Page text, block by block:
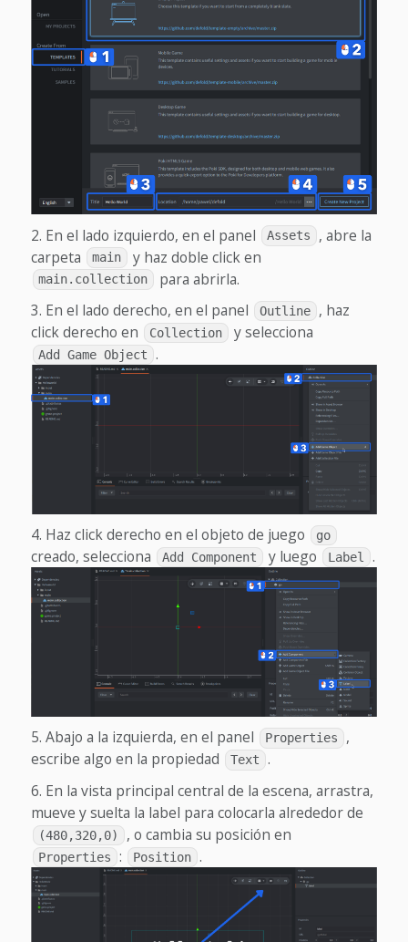
En el lado izquierdo, en el panel Assets
, abre la
carpeta
main y haz doble click en
main.collection
para abrirla.
En el lado derecho, en el panel
Outline
, haz
click derecho en
Collection y selecciona
Add Game Object .
Haz click derecho en el objeto de juego go
creado, selecciona Add Component y luego Label .
Abajo a la izquierda, en el panel Properties
,
escribe algo en la propiedad
Text
.
En la vista principal central de la escena, arrastra,
mueve y suelta la label para colocarla alrededor de
(480,320,0) , o cambia su posición en
Properties : Position .